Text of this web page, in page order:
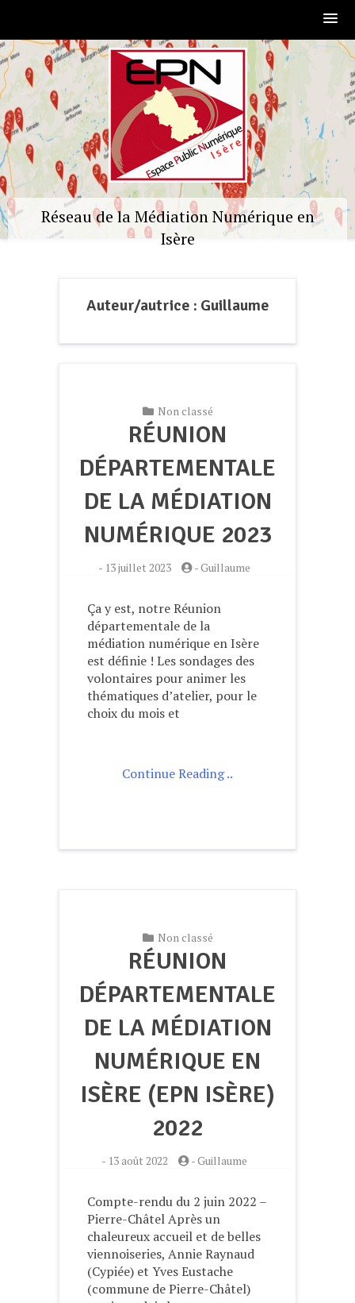
Skip
to
content
Réseau de la Médiation Numérique en
Isère
Auteur/autrice : Guillaume
Non classé
RÉUNION
DÉPARTEMENTALE
DE LA MÉDIATION
NUMÉRIQUE 2023
- 13 juillet 2023 -Guillaume
Ça y est, notre Réunion
départementale de la
médiation numérique en Isère
est définie ! Les sondages des
volontaires pour animer les
thématiques d’atelier, pour le
choix du mois et
Continue Reading ..
Non classé
RÉUNION
DÉPARTEMENTALE
DE LA MÉDIATION
NUMÉRIQUE EN
ISÈRE (EPN ISÈRE)
2022
- 13 août 2022 -Guillaume
Compte-rendu du 2 juin 2022 –
Pierre-Châtel Après un
chaleureux accueil et de belles
viennoiseries, Annie Raynaud
(Cypiée) et Yves Eustache
(commune de Pierre-Châtel)